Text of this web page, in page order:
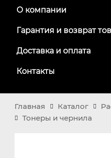
О компании
Гарантия и возврат
Доставка и оплата
Контакты
Главная Каталог
Тонеры и чернила